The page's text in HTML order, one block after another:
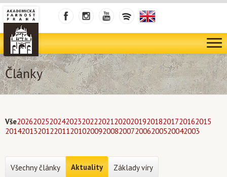
Články
Vše202620252024202320222021202020192018201720162015
201420132012201120102009200820072006200520042003
Všechny články Aktuality Základy víry